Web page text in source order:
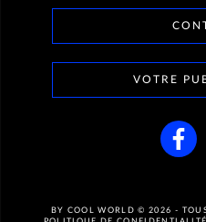
VOTRE
BY COOL WORLD © 2026 - TOUS